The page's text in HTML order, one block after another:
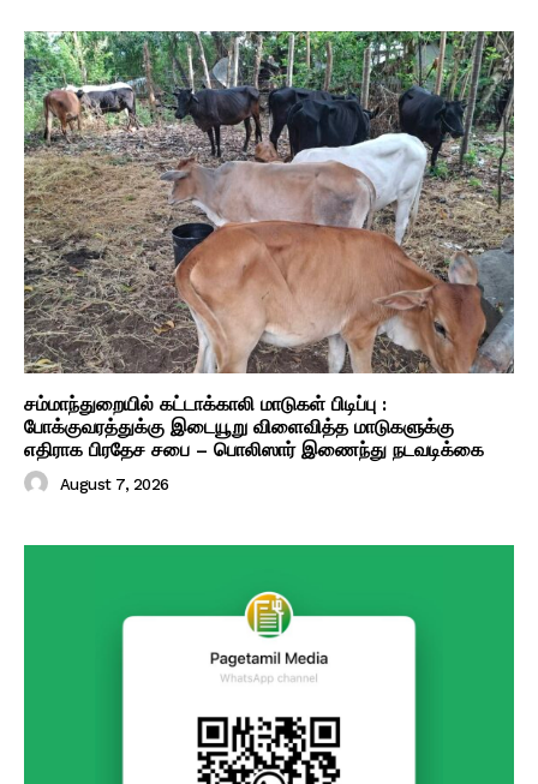
சம்மாந்துறையில் கட்டாக்காலி மாடுகள் பிடிப்பு :
போக்குவரத்துக்கு இடையூறு விளைவித்த மாடுகளுக்கு
எதிராக பிரதேச சபை – பொலிஸார் இணைந்து நடவடிக்கை
August 7, 2026